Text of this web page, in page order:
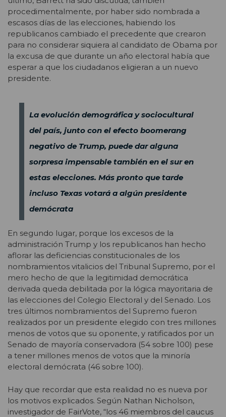
procedimentalmente, por haber sido nombrada a
escasos días de las elecciones, habiendo los
republicanos cambiado el precedente que crearon
para no considerar siquiera al candidato de Obama por
la excusa de que durante un año electoral había que
esperar a que los ciudadanos eligieran a un nuevo
presidente.
La evolución demográfica y sociocultural
del país, junto con el efecto boomerang
negativo de Trump, puede dar alguna
sorpresa impensable también en el sur en
estas elecciones. Más pronto que tarde
incluso Texas votará a algún presidente
demócrata
En segundo lugar, porque los excesos de la
administración Trump y los republicanos han hecho
aflorar las deficiencias constitucionales de los
nombramientos vitalicios del Tribunal Supremo, por el
mero hecho de que la legitimidad democrática
derivada queda debilitada por la lógica mayoritaria de
las elecciones del Colegio Electoral y del Senado. Los
tres últimos nombramientos del Supremo fueron
realizados por un presidente elegido con tres millones
menos de votos que su oponente, y ratificados por un
Senado de mayoría conservadora (54 sobre 100) pese
a tener millones menos de votos que la minoría
electoral demócrata (46 sobre 100).
Hay que recordar que esta realidad no es nueva por
los motivos explicados. Según Nathan Nicholson,
investigador de FairVote, “los 46 miembros del caucus